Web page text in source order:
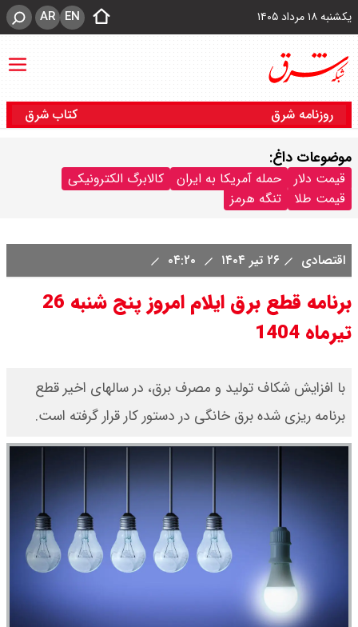
یکشنبه ۱۸ مرداد ۱۴۰۵ EN
AR
روزنامه شرق کتاب شرق
موضوعات داغ:
قیمت دلار حمله آمریکا به ایران
کالابرگ الکترونیکی
قیمت طلا
تنگه هرمز
اقتصادی ۲۶ تیر ۱۴۰۴
برنامه قطع برق ایلام امروز پنج شنبه 26
تیرماه 1404
با افزایش شکاف تولید و مصرف برق، در سالهای اخیر قطع
برنامه ریزی شده برق خانگی در دستور کار قرار گرفته است.